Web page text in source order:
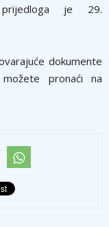
je 29.
dokumente
pronaći na